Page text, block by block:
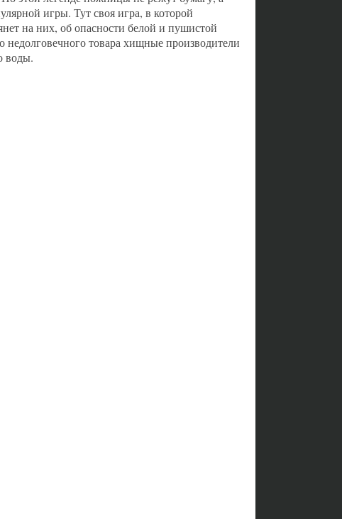
игры. Тут своя игра, в которой
на них, об опасности белой и пушистой
недолговечного товара хищные производители
воды.